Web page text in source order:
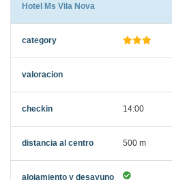
Hotel Ms Vila Nova
14:00
500 m